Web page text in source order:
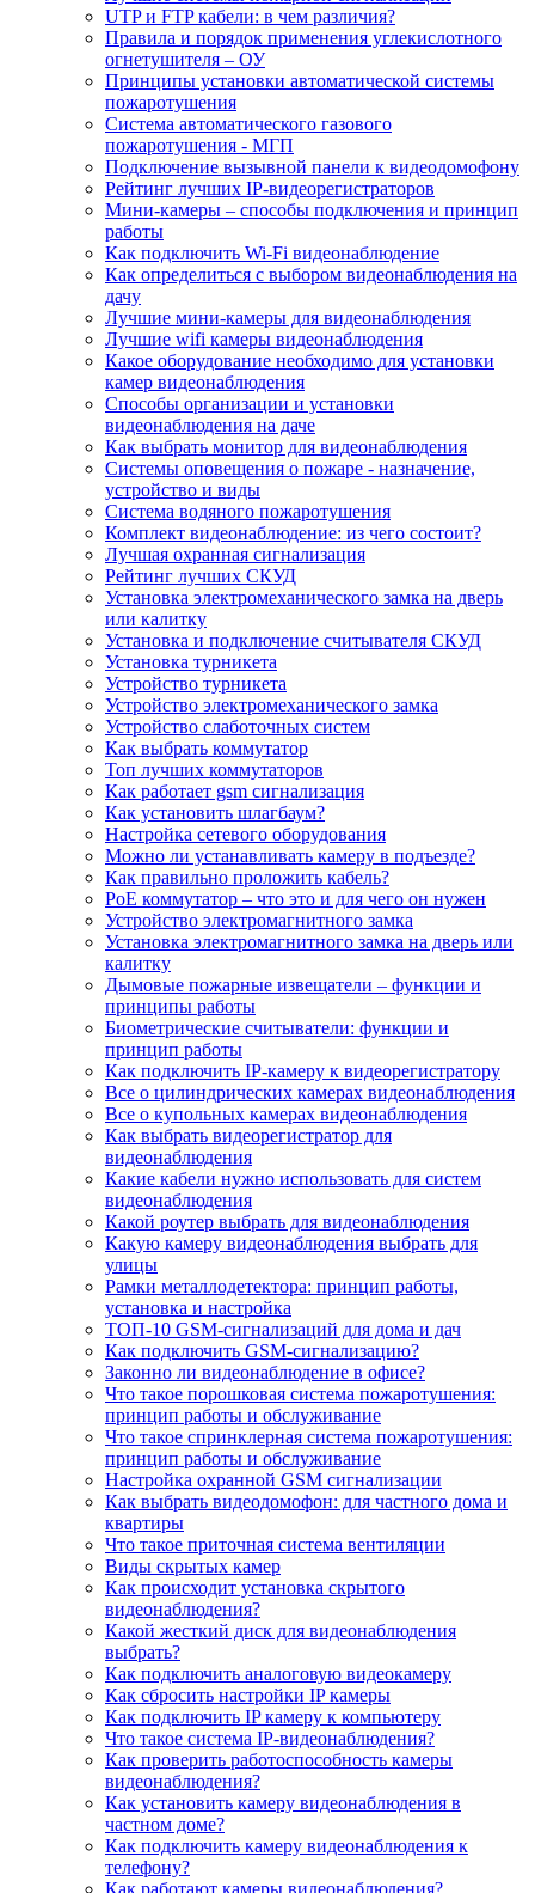
UTP и FTP кабели: в чем различия?
Правила и порядок применения углекислотного
огнетушителя – ОУ
Принципы установки автоматической системы
пожаротушения
Система автоматического газового
пожаротушения - МГП
Подключение вызывной панели к видеодомофону
Рейтинг лучших IP-видеорегистраторов
Мини-камеры – способы подключения и принцип
работы
Как подключить Wi-Fi видеонаблюдение
Как определиться с выбором видеонаблюдения на
дачу
Лучшие мини-камеры для видеонаблюдения
Лучшие wifi камеры видеонаблюдения
Какое оборудование необходимо для установки
камер видеонаблюдения
Способы организации и установки
видеонаблюдения на даче
Как выбрать монитор для видеонаблюдения
Системы оповещения о пожаре - назначение,
устройство и виды
Система водяного пожаротушения
Комплект видеонаблюдение: из чего состоит?
Лучшая охранная сигнализация
Рейтинг лучших СКУД
Установка электромеханического замка на дверь
или калитку
Установка и подключение считывателя СКУД
Установка турникета
Устройство турникета
Устройство электромеханического замка
Устройство слаботочных систем
Как выбрать коммутатор
Топ лучших коммутаторов
Как работает gsm сигнализация
Как установить шлагбаум?
Настройка сетевого оборудования
Можно ли устанавливать камеру в подъезде?
Как правильно проложить кабель?
PoE коммутатор – что это и для чего он нужен
Устройство электромагнитного замка
Установка электромагнитного замка на дверь или
калитку
Дымовые пожарные извещатели – функции и
принципы работы
Биометрические считыватели: функции и
принцип работы
Как подключить IP-камеру к видеорегистратору
Все о цилиндрических камерах видеонаблюдения
Все о купольных камерах видеонаблюдения
Как выбрать видеорегистратор для
видеонаблюдения
Какие кабели нужно использовать для систем
видеонаблюдения
Какой роутер выбрать для видеонаблюдения
Какую камеру видеонаблюдения выбрать для
улицы
Рамки металлодетектора: принцип работы,
установка и настройка
ТОП-10 GSM-сигнализаций для дома и дач
Как подключить GSM-сигнализацию?
Законно ли видеонаблюдение в офисе?
Что такое порошковая система пожаротушения:
принцип работы и обслуживание
Что такое спринклерная система пожаротушения:
принцип работы и обслуживание
Настройка охранной GSM сигнализации
Как выбрать видеодомофон: для частного дома и
квартиры
Что такое приточная система вентиляции
Виды скрытых камер
Как происходит установка скрытого
видеонаблюдения?
Какой жесткий диск для видеонаблюдения
выбрать?
Как подключить аналоговую видеокамеру
Как сбросить настройки IP камеры
Как подключить IP камеру к компьютеру
Что такое система IP-видеонаблюдения?
Как проверить работоспособность камеры
видеонаблюдения?
Как установить камеру видеонаблюдения в
частном доме?
Как подключить камеру видеонаблюдения к
телефону?
Как работают камеры видеонаблюдения?